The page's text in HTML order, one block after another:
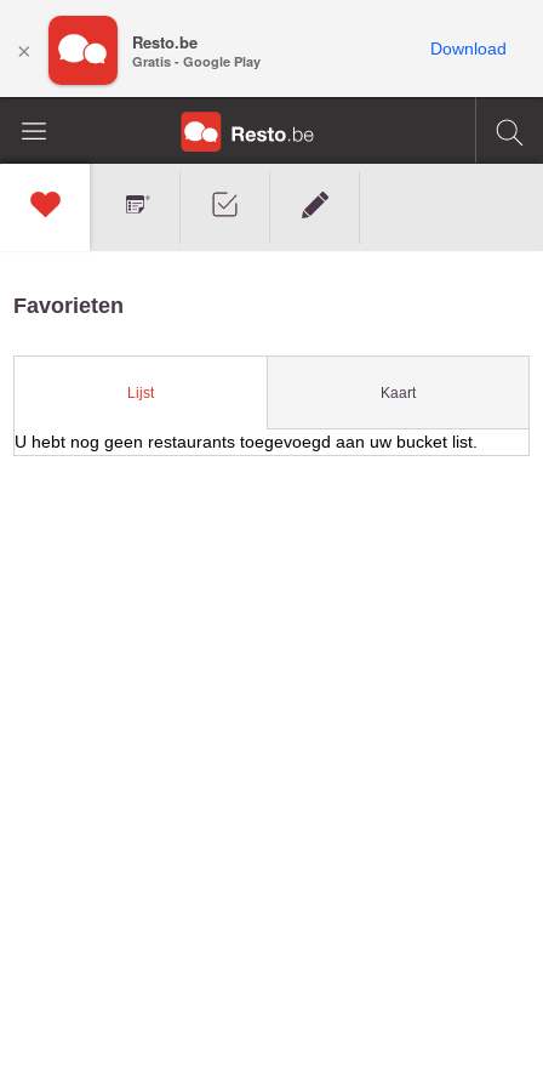
Favorieten
Lijst Kaart
U hebt nog geen restaurants toegevoegd aan uw bucket list.
× Resto.be
Gratis - Google Play
Download